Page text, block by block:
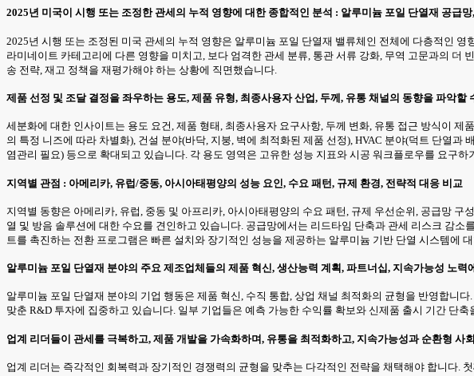
2025년 미국이 시행 또는 조정한 관세의 누적 영향에 대한 종합적인 분석 : 알루미늄 포일 단열재 공급
2025년 시행 또는 조정된 미국 관세의 누적 영향은 알루미늄 포일 단열재 밸류체인 전체에 다층적인
라미네이트 카테고리에 다른 영향을 미치고, 보다 엄격한 관세 분류, 통관 서류 강화, 무역 고문과의
송 전략, 재고 정책을 재평가해야 하는 상황에 직면했습니다.
제품 선정 및 조달 결정을 좌우하는 용도, 제품 유형, 최종사용자 산업, 두께, 유통 채널의 동향을 파악할
세분화에 대한 인사이트는 용도 요건, 제품 형태, 최종사용자 요구사항, 두께 변화, 유통 접근 방식이
의 특정 니즈에 따라 차별화), 건설 분야(바닥, 지붕, 벽에 최적화된 제품 선정), HVAC 분야(덕트 단열
염관리 필요) 등으로 확대되고 있습니다. 각 용도 영역은 고유한 성능 지표와 시공 워크플로우를 요구
지역별 관점 : 아메리카, 유럽/중동, 아시아태평양의 성능 요인, 수요 패턴, 규제 환경, 전략적 대응 비교
지역별 동향은 아메리카, 유럽, 중동 및 아프리카, 아시아태평양의 수요 패턴, 규제 우선순위, 공급망
열 및 방음 솔루션에 대한 수요를 견인하고 있습니다. 공급망에서는 리드타임 단축과 관세 리스크 감
트를 촉진하는 전환 프로그램은 빠른 설치와 장기적인 성능을 제공하는 알루미늄 기반 단열 시스템에
알루미늄 포일 단열재 분야의 주요 제조업체들의 제품 혁신, 생산능력 계획, 파트너십, 지속가능성 노
알루미늄 포일 단열재 분야의 기업 행동은 제품 혁신, 수직 통합, 상업 채널 최적화의 균형을 반영합니
맞춘 R&D 투자에 집중하고 있습니다. 일부 기업들은 예측 가능한 수익률 확보와 신제품 출시 기간 단
업계 리더들이 관세를 극복하고, 제품 개발을 가속화하며, 유통을 최적화하고, 지속가능성과 순환형 사
업계 리더는 즉각적인 회복력과 장기적인 경쟁력의 균형을 맞추는 다각적인 전략을 채택해야 합니다.